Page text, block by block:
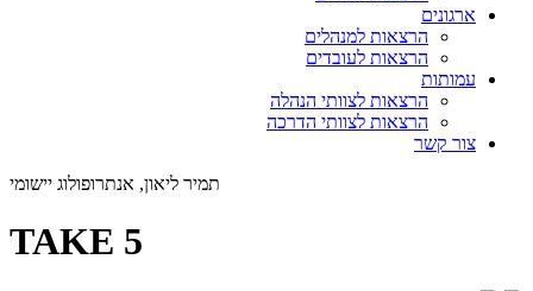
ארגונים
הרצאות למנהלים
הרצאות לעובדים
עמותות
הרצאות לצוותי הנהלה
הרצאות לצוותי הדרכה
צור קשר
תמיר ליאון, אנתרופולוג יישומי
TAKE 5